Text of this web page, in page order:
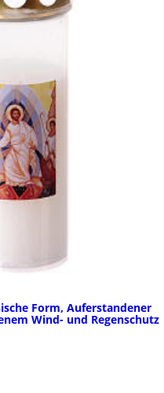
Form, Auferstandener
Wind- und Regenschutz